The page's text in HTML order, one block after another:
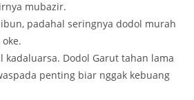
mubazir.
padahal seringnya dodol murah
kadaluarsa. Dodol Garut tahan lama
penting biar nggak kebuang